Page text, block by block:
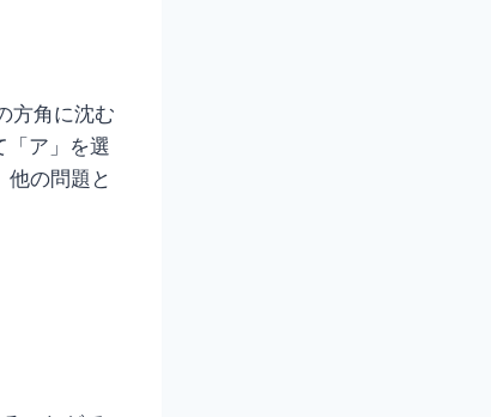
方角に沈む
「ア」を選
他の問題と